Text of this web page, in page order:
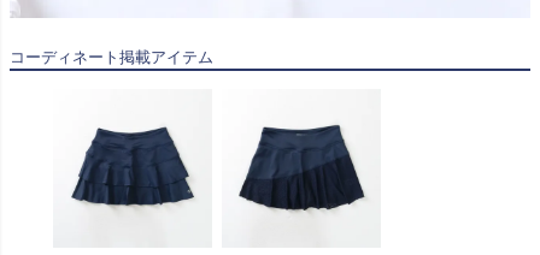
コーディネート掲載アイテム